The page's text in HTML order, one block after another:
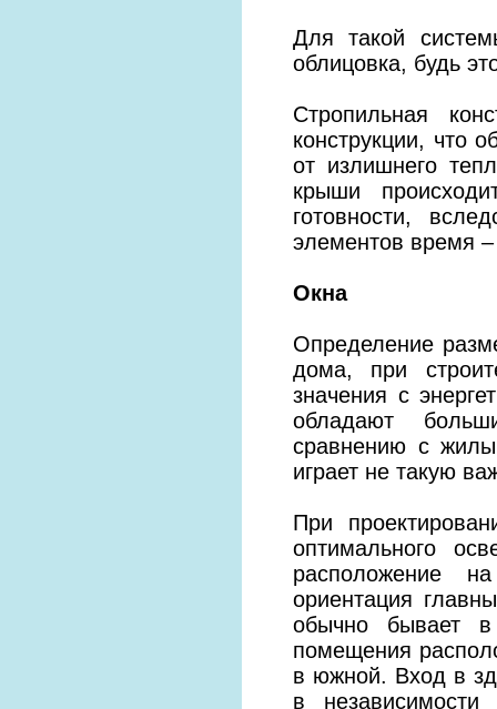
Для такой
облицовка, будь
Стропильная
конструкции, что
от излишнего
крыши
готовности,
элементов время
Окна
Определение
дома, при
значения с
обладают
сравнению с
играет не такую
При
оптимального
расположение
ориентация
обычно бывает
помещения
в южной. Вход в
в